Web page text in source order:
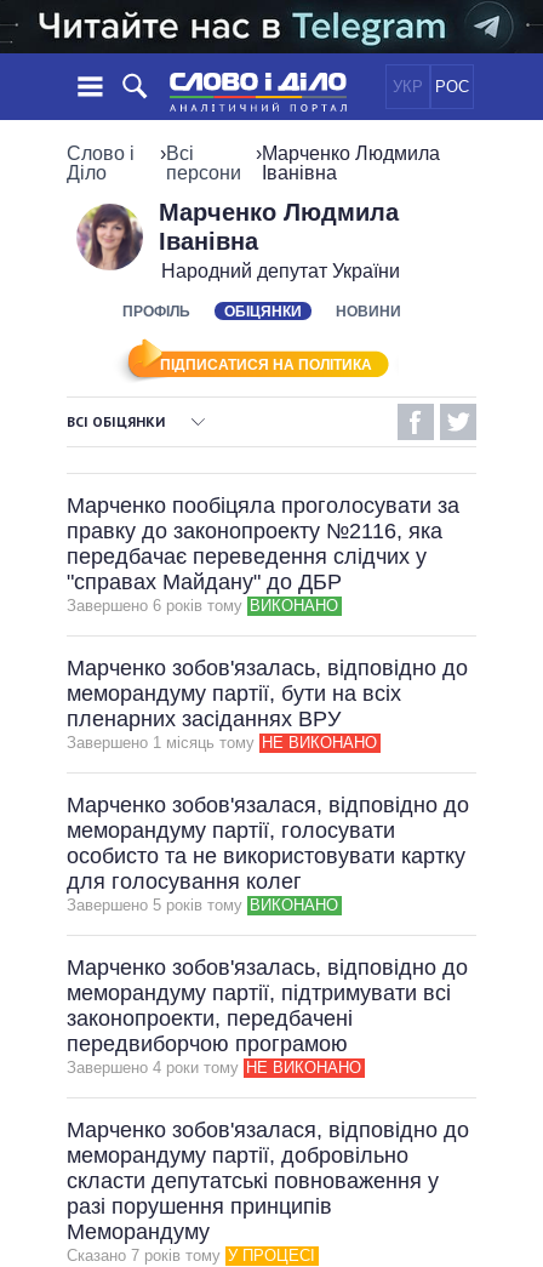
УКР РОС
НОВИНИ
СТРІЧКА
ПОДІЇ
ДУМКИ
ОГЛЯДИ
ДАЙДЖЕСТИ
ПОЛІТИКА
СУСПІЛЬСТВО
СВІТ
ОБIЦЯНКИ
ПОЛIТИКИ
УСІ ПОЛІТИКИ
ПРЕЗИДЕНТ І ОФІС
ВЕРХОВНА РАДА
КАБІНЕТ МІНІСТРІВ
ВСІ ПЕРСОНИ
ІНФОГРАФІКА
ВІДЕО
ПОРІВНЯННЯ ПОЛІТИКІВ
Слово і
Діло
›Всі
персони
›Марченко Людмила
Іванівна
Марченко Людмила
Іванівна
Народний депутат України
ПРОФІЛЬ ОБІЦЯНКИ НОВИНИ
ПІДПИСАТИСЯ НА ПОЛІТИКА
ВСІ ОБІЦЯНКИ
НЕВИКОНАНІ ОБІЦЯНКИ
ОБІЦЯНКИ У ПРОЦЕСІ
ВСІ ОБІЦЯНКИ
АРХІВНІ ОБІЦЯНКИ
Марченко пообіцяла проголосувати за
правку до законопроекту №2116, яка
передбачає переведення слідчих у
"справах Майдану" до ДБР
Завершено 6 рокiв тому ВИКОНАНО
Марченко зобов'язалась, відповідно до
меморандуму партії, бути на всіх
пленарних засіданнях ВРУ
Завершено 1 мiсяць тому НЕ ВИКОНАНО
Марченко зобов'язалася, відповідно до
меморандуму партії, голосувати
особисто та не використовувати картку
для голосування колег
Завершено 5 рокiв тому ВИКОНАНО
Марченко зобов'язалась, відповідно до
меморандуму партії, підтримувати всі
законопроекти, передбачені
передвиборчою програмою
Завершено 4 роки тому НЕ ВИКОНАНО
Марченко зобов'язалася, відповідно до
меморандуму партії, добровільно
скласти депутатські повноваження у
разі порушення принципів
Меморандуму
Сказано 7 рокiв тому У ПРОЦЕСІ